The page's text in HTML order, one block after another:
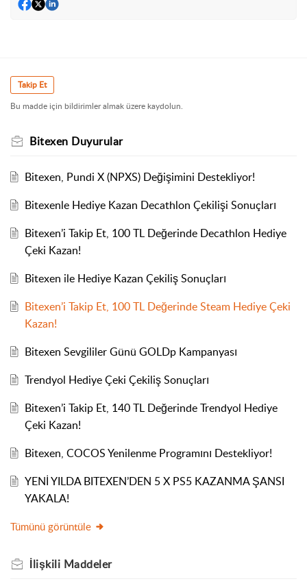
Takip Et
Bu madde için bildirimler almak üzere kaydolun.
Bitexen Duyurular
Bitexen, Pundi X (NPXS) Değişimini Destekliyor!
Bitexenle Hediye Kazan Decathlon Çekilişi Sonuçları
Bitexen’i Takip Et, 100 TL Değerinde Decathlon Hediye
Çeki Kazan!
Bitexen ile Hediye Kazan Çekiliş Sonuçları
Bitexen’i Takip Et, 100 TL Değerinde Steam Hediye Çeki
Kazan!
Bitexen Sevgililer Günü GOLDp Kampanyası
Trendyol Hediye Çeki Çekiliş Sonuçları
Bitexen’i Takip Et, 140 TL Değerinde Trendyol Hediye
Çeki Kazan!
Bitexen, COCOS Yenilenme Programını Destekliyor!
YENİ YILDA BITEXEN’DEN 5 X PS5 KAZANMA ŞANSI
YAKALA!
Tümünü görüntüle
İlişkili Maddeler